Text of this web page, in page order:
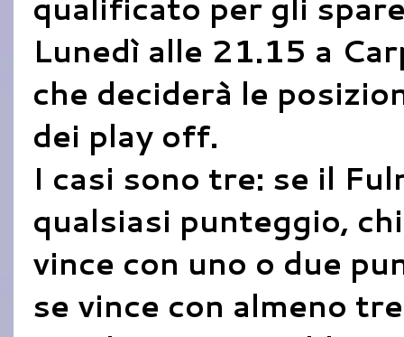
Lunedì alle 21.15 a
che deciderà le
dei play off.
I casi sono tre: se il
qualsiasi punteggio,
vince con uno o due
se vince con almeno